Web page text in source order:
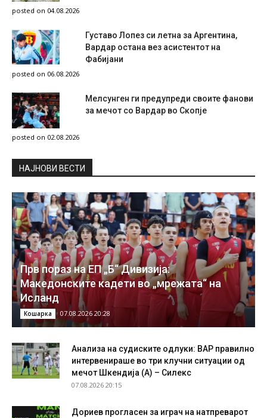
posted on 04.08.2026
Густаво Лопез си летна за Аргентина,
Вардар остана вез асистентот на
Фабијани
posted on 06.08.2026
Мелсунген ги предупреди своите фанови
за мечот со Вардар во Скопје
posted on 02.08.2026
НAЈНОВИ ВЕСТИ
Прв пораз на ЕП „Б“ Дивизија:
Македонските кадети во „мрежата“ на
Исланд
Кошарка 07.08.2026 20:28
Анализа на судиските одлуки: ВАР правилно
интервенираше во три клучни ситуации од
мечот Шкендија (А) – Силекс
07.08.2026 20:15
Дориев прогласен за играч на натпреварот